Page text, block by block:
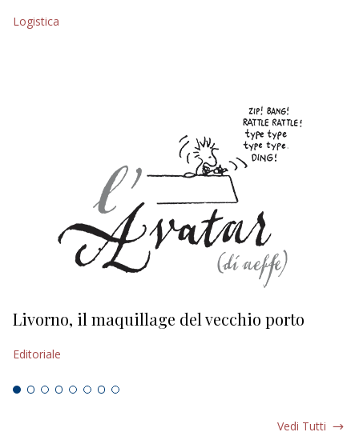
NAUTICA
Logistica
Livorno, il maquillage del vecchio porto
Editoriale
Vedi Tutti